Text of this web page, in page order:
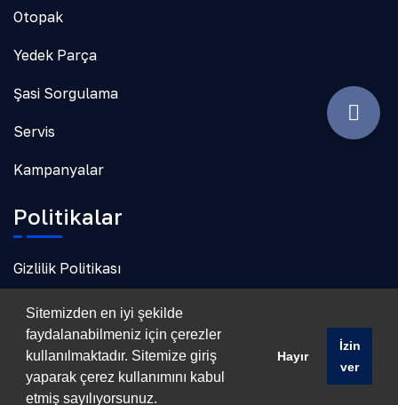
Otopak
Yedek Parça
Şasi Sorgulama
Servis
Kampanyalar
Politikalar
Gizlilik Politikası
Çerez Politikası
©Dicle Otomotiv.Tüm Haklar Saklıdır Design by
Sitemizden en iyi şekilde
faydalanabilmeniz için çerezler
kullanılmaktadır. Sitemize giriş
yaparak çerez kullanımını kabul
etmiş sayılıyorsunuz.
Hayır
İzin
ver